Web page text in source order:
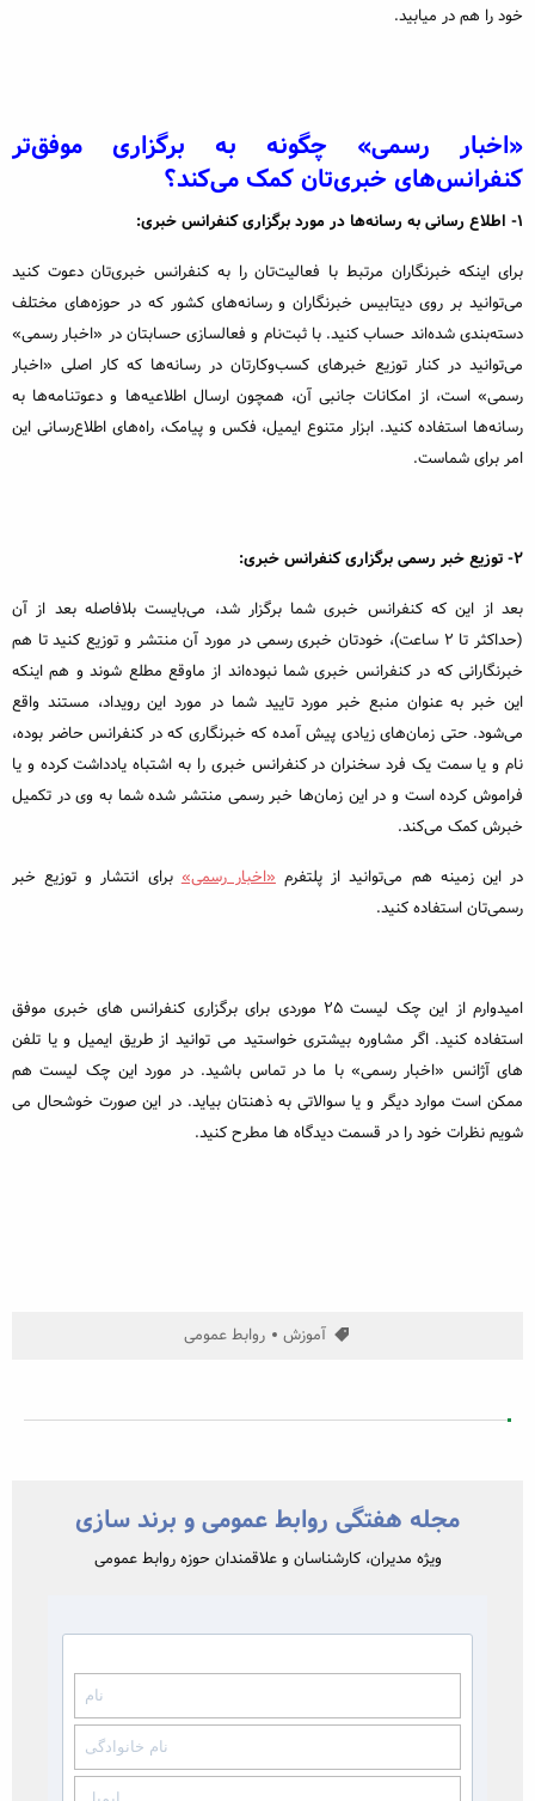
خود را هم در میابید.
«اخبار رسمی» چگونه به برگزاری موفق‌تر
کنفرانس‌های خبری‌تان کمک می‌کند؟
۱- اطلاع رسانی به رسانه‌ها در مورد برگزاری کنفرانس خبری:
برای اینکه خبرنگاران مرتبط با فعالیت‌تان را به کنفرانس خبری‌تان دعوت کنید
می‌توانید بر روی دیتابیس خبرنگاران و رسانه‌های کشور که در حوزه‌های مختلف
دسته‌بندی شده‌اند حساب کنید. با ثبت‌نام و فعالسازی حسابتان در «اخبار رسمی»
می‌توانید در کنار توزیع خبرهای کسب‌وکارتان در رسانه‌ها که کار اصلی «اخبار
رسمی» است، از امکانات جانبی آن، همچون ارسال اطلاعیه‌ها و دعوتنامه‌ها به
رسانه‌ها استفاده کنید. ابزار متنوع ایمیل، فکس و پیامک، راه‌های اطلاع‌رسانی این
امر برای شماست.
۲- توزیع خبر رسمی برگزاری کنفرانس خبری:
بعد از این که کنفرانس خبری شما برگزار شد، می‌بایست بلافاصله بعد از آن
(حداکثر تا ۲ ساعت)، خودتان خبری رسمی در مورد آن منتشر و توزیع کنید تا هم
خبرنگارانی که در کنفرانس خبری شما نبوده‌اند از ماوقع مطلع شوند و هم اینکه
این خبر به عنوان منبع خبر مورد تایید شما در مورد این رویداد، مستند واقع
می‌شود. حتی زمان‌های زیادی پیش آمده که خبرنگاری که در کنفرانس حاضر بوده،
نام و یا سمت یک فرد سخنران در کنفرانس خبری را به اشتباه یادداشت کرده و یا
فراموش کرده است و در این زمان‌ها خبر رسمی منتشر شده شما به وی در تکمیل
خبرش کمک می‌کند.
در این زمینه هم می‌توانید از پلتفرم«اخبار رسمی»برای انتشار و توزیع خبر
رسمی‌تان استفاده کنید.
امیدوارم از این چک لیست ۲۵ موردی برای برگزاری کنفرانس های خبری موفق
استفاده کنید. اگر مشاوره بیشتری خواستید می توانید از طریق ایمیل و یا تلفن
های آژانس «اخبار رسمی» با ما در تماس باشید. در مورد این چک لیست هم
ممکن است موارد دیگر و یا سوالاتی به ذهنتان بیاید. در این صورت خوشحال می
شویم نظرات خود را در قسمت دیدگاه ها مطرح کنید.
آموزش روابط عمومی
مجله هفتگی روابط عمومی و برند سازی
ویژه مدیران، کارشناسان و علاقمندان حوزه روابط عمومی